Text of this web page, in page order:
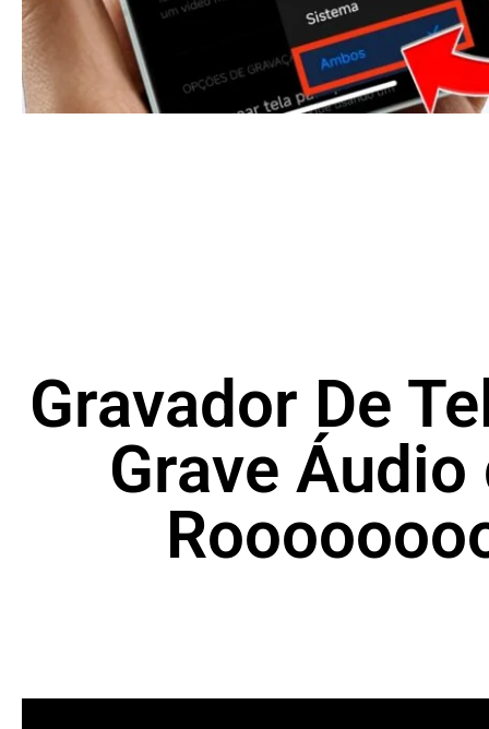
Gravador De
Grave